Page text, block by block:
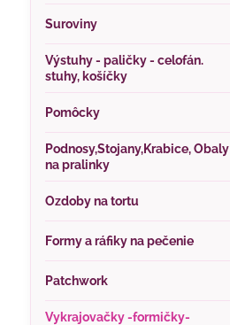
Suroviny
Výstuhy - paličky - celofán.
stuhy, košíčky
Pomôcky
Podnosy,Stojany,Krabice, Obaly
na pralinky
Ozdoby na tortu
Formy a ráfiky na pečenie
Patchwork
Vykrajovačky -formičky-